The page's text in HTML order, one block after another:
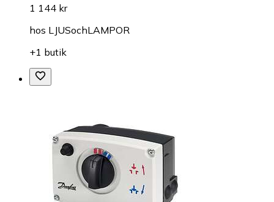
1 144 kr
hos LJUSochLAMPOR
+1 butik